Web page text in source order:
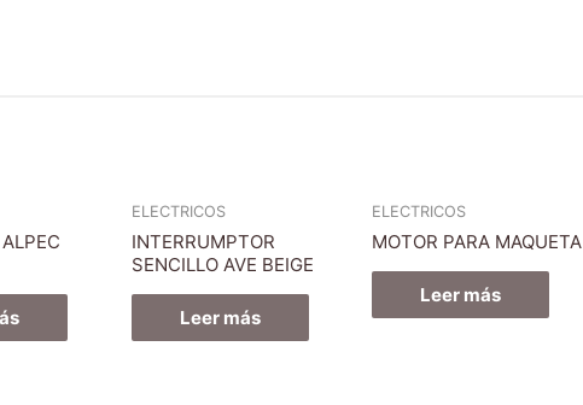
ELECTRICOS
INTERRUMPTOR
SENCILLO AVE BEIGE
Leer más
ELECTRICOS
MOTOR PARA MAQUETA
Leer más